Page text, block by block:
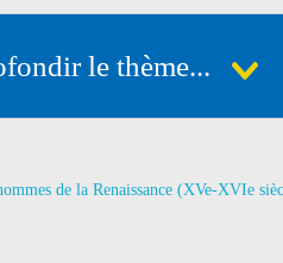
le thème...
de la Renaissance (XVe-XVIe